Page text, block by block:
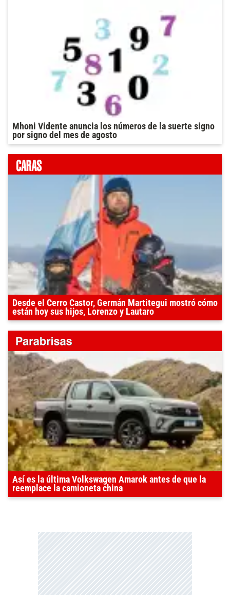
Mhoni Vidente anuncia los números de la suerte signo
por signo del mes de agosto
Desde el Cerro Castor, Germán Martitegui mostró cómo
están hoy sus hijos, Lorenzo y Lautaro
Así es la última Volkswagen Amarok antes de que la
reemplace la camioneta china